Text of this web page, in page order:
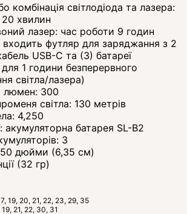
комбінація світлодіода та лазера:
хвилин
лазер: час роботи 9 годин
футляр для заряджання з 2
USB-C та (3) батареї
1 години безперервного
світла/лазера)
люмен: 300
світла: 130 метрів
4,250
акумуляторна батарея SL-B2
3
дюйми (6,35 см)
(32 гр)
19, 20, 21, 22, 23, 29, 35
21, 22, 30, 31